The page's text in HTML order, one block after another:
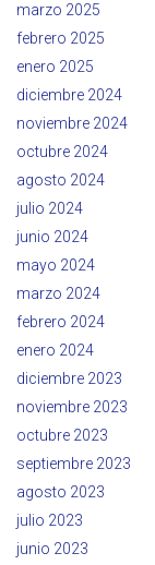
marzo 2025
febrero 2025
enero 2025
diciembre 2024
noviembre 2024
octubre 2024
agosto 2024
julio 2024
junio 2024
mayo 2024
marzo 2024
febrero 2024
enero 2024
diciembre 2023
noviembre 2023
octubre 2023
septiembre 2023
agosto 2023
julio 2023
junio 2023